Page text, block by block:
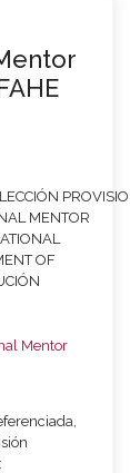
MENTOR
OF
Mentor